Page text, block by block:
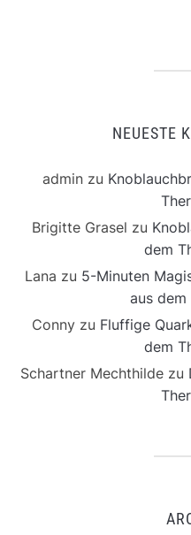
NEUESTE
adminzu
Brigitte Grasel zu
dem
Lana zu 5-Minuten
aus dem
Conny zu Fluffige
dem
Schartner Mechthildezu